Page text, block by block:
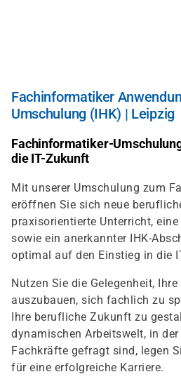
Fachinformatiker
Umschulung (IHK) | Leipzig
Fachinformatiker-
die IT-Zukunft
Mit unserer Umschulung zum
eröffnen Sie sich neue
praxisorientierte Unterricht,
sowie ein anerkannter IHK-
optimal auf den Einstieg in die
Nutzen Sie die Gelegenheit,
auszubauen, sich fachlich zu
Ihre berufliche Zukunft zu
dynamischen Arbeitswelt, in
Fachkräfte gefragt sind, legen
für eine erfolgreiche Karriere.